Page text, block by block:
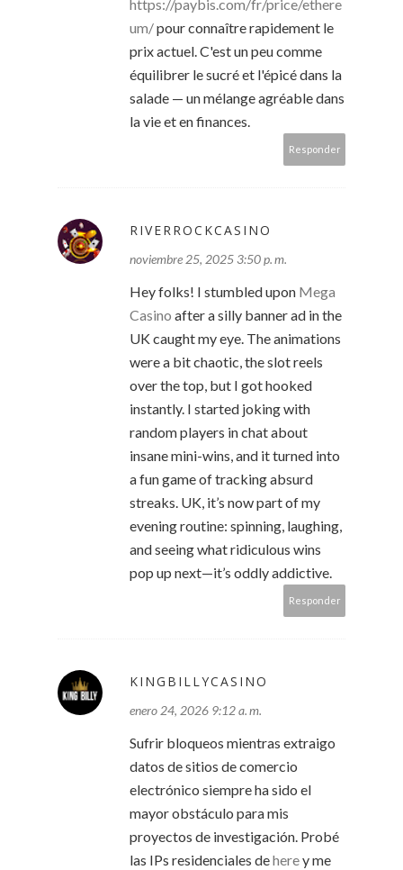
https://paybis.com/fr/price/ethere
um/pour connaître rapidement le
prix actuel. C'est un peu comme
équilibrer le sucré et l'épicé dans la
salade — un mélange agréable dans
la vie et en finances.
Responder
RIVERROCKCASINO
noviembre 25, 2025 3:50 p. m.
Hey folks! I stumbled upon Mega
Casino after a silly banner ad in the
UK caught my eye. The animations
were a bit chaotic, the slot reels
over the top, but I got hooked
instantly. I started joking with
random players in chat about
insane mini-wins, and it turned into
a fun game of tracking absurd
streaks. UK, it’s now part of my
evening routine: spinning, laughing,
and seeing what ridiculous wins
pop up next—it’s oddly addictive.
Responder
KINGBILLYCASINO
enero 24, 2026 9:12 a. m.
Sufrir bloqueos mientras extraigo
datos de sitios de comercio
electrónico siempre ha sido el
mayor obstáculo para mis
proyectos de investigación. Probé
las IPs residenciales deherey me